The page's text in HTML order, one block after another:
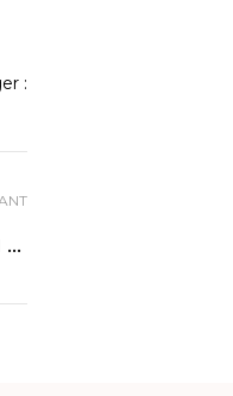
:
Mettez du style dans vos bouquets grâce au freesia